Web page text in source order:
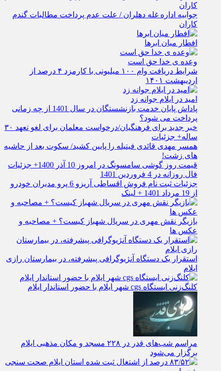
جوابیه اداره غله دهلران / علت عدم پرداخت مطالبات گندم
کاران
افطار میان ابرها
وعده ی خدا حق است
شرایط دریافت وام ۱۰۰ میلیونی با کارمزد ۴ درصد از
اردیبهشت ۱۴۰۱
امید در ایلام جوانه زد
پاداش پایان خدمت بازنشستگان در سال 1401 از چه زمانی
پرداخت می شود؟
خبر جدید برای فرهنگیان/درخواست معلمان برای لغو تعهد ۳۰
ساله+ جزئیات
همسر مهدی قائدی فیتیله را پایین کشید/ سکوت بعد از حاشیه
های زشت!
قیمت روز گوشی سامسونگ در امروز 10 آذر 1400+ جزئیات
فال روزانه در 4 فروردین 1401
جزئیات ثبت نام فروش اقساطی آریزو 6 پرو مدیران خودرو
از 19 مرداد 1401 + لینک
بازیگر نقش مهری در سریال شهباز کیست؟ + مصاحبه و
عکس ها
استقرار یک دستگاه آنژیوگرافی پیشرفته، در بیمارستان رازی
ایلام
کلنگ‌زنی ایستگاه cgs شهر ایلام با حضور استاندار ایلام
مراسم شب‌های قدر در ۲۲۸ مسجد و مکان مذهبی ایلام
برگزار می‌شود